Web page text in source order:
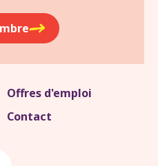
Offres d'emploi
Contact